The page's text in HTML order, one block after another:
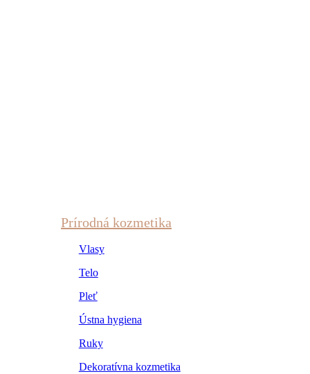
Prírodná kozmetika
Vlasy
Telo
Pleť
Ústna hygiena
Ruky
Dekoratívna kozmetika